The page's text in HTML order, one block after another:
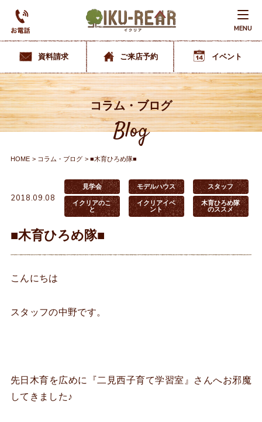
MENU
資料請求 ご来店予約 イベント
コラム・ブログ
Blog
HOME コラム・ブログ ■木育ひろめ隊■
2018.09.08
見学会 モデルハウス スタッフ
イクリアのこ
と
イクリアイベ
ント
木育ひろめ隊
のススメ
■木育ひろめ隊■
こんにちは
スタッフの中野です。
先日木育を広めに『二見西子育て学習室』さんへお邪魔
してきました♪